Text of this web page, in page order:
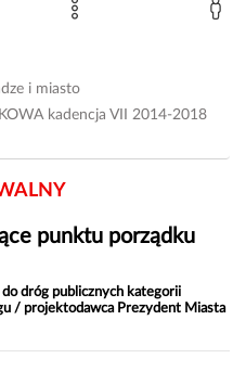
i miasto
kadencja VII 2014-2018
punktu porządku
dróg publicznych kategorii
/ projektodawca Prezydent Miasta